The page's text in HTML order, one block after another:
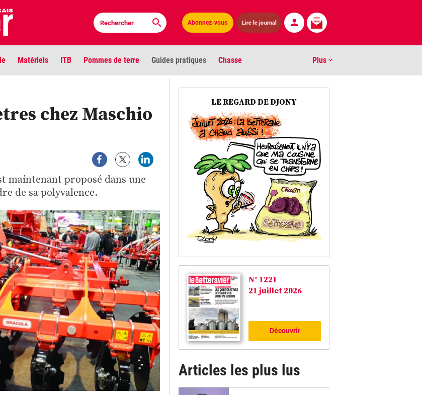
Abonnez-vous Lire le journal
Matériels ITB Pommes de terre Guides pratiques Chasse Plus
LIGNE DE MIRE
Les louvetiers devant le Parlement
PLUS
Anciens numéros
Biocarburants
Environnement
Vidéos
Contact
chez Maschio
maintenant proposé dans une
de sa polyvalence.
LE REGARD DE DJONY
N° 1221
21 juillet 2026
Découvrir
Articles les plus lus